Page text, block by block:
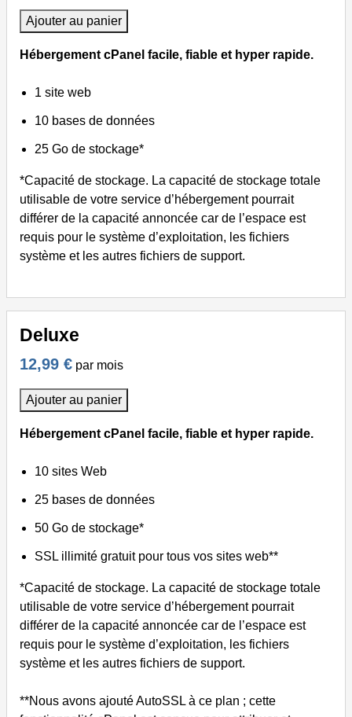
Ajouter au panier
Hébergement cPanel facile, fiable et hyper rapide.
1 site web
10 bases de données
25 Go de stockage*
*Capacité de stockage. La capacité de stockage totale
utilisable de votre service d’hébergement pourrait
différer de la capacité annoncée car de l’espace est
requis pour le système d’exploitation, les fichiers
système et les autres fichiers de support.
Deluxe
12,99 € par mois
Ajouter au panier
Hébergement cPanel facile, fiable et hyper rapide.
10 sites Web
25 bases de données
50 Go de stockage*
SSL illimité gratuit pour tous vos sites web**
*Capacité de stockage. La capacité de stockage totale
utilisable de votre service d’hébergement pourrait
différer de la capacité annoncée car de l’espace est
requis pour le système d’exploitation, les fichiers
système et les autres fichiers de support.
**Nous avons ajouté AutoSSL à ce plan ; cette